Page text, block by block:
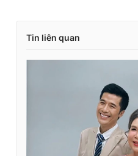
Tin liên quan